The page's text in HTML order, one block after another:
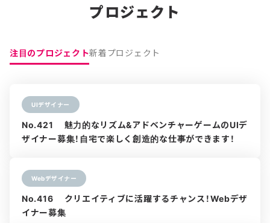
プロジェクト
注目のプロジェクト新着プロジェクト
UIデザイナー
No.421 魅力的なリズム&アドベンチャーゲームのUIデ
ザイナー募集！自宅で楽しく創造的な仕事ができます！
Webデザイナー
No.416 クリエイティブに活躍するチャンス！Webデザ
イナー募集